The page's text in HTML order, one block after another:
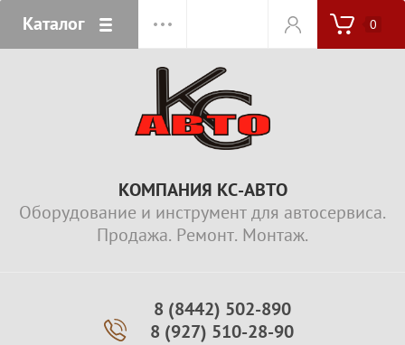
Каталог 0
КОМПАНИЯ КС-АВТО
Оборудование и инструмент для автосервиса.
Продажа. Ремонт. Монтаж.
8 (8442) 502-890
8 (927) 510-28-90